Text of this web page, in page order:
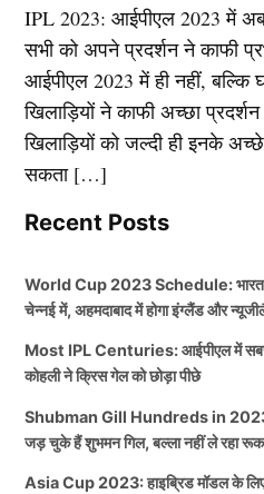
IPL 2023: आईपीएल 2023 में
सभी को अपने प्रदर्शन ने काफी
आईपीएल 2023 में ही नहीं, बल्कि
खिलाड़ियों ने काफी अच्छा
खिलाड़ियों को जल्दी ही इनके
सकता […]
Recent Posts
World Cup 2023 Schedule: भारत
चेन्नई में, अहमदाबाद में होगा इंग्लैंड और
Most IPL Centuries: आईपीएल में सबसे
कोहली ने क्रिस गेल को छोड़ा पीछे
Shubman Gill Hundreds in
जड़ चुके हैं शुभमन गिल, बल्ला नहीं ले रहा
Asia Cup 2023: हाइब्रिड मॉडल के लिए